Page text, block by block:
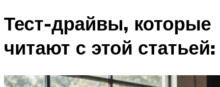
Тест-драйвы, которые
читают с этой статьей: